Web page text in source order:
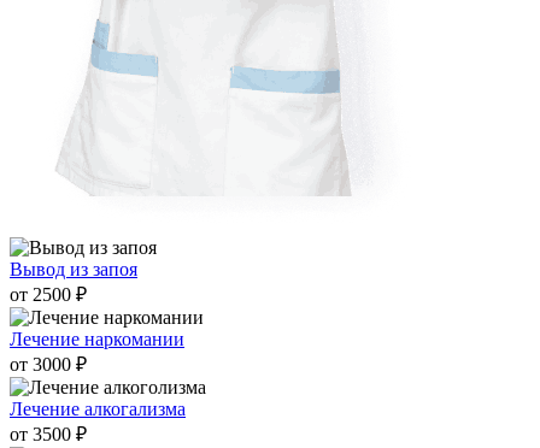
Вывод из запоя
от 2500 ₽
Лечение наркомании
от 3000 ₽
Лечение алкогализма
от 3500 ₽